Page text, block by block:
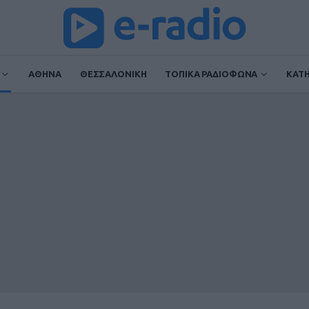
ΑΘΗΝΑ ΘΕΣΣΑΛΟΝΙΚΗ ΤΟΠΙΚΑ ΡΑΔΙΟΦΩΝΑ